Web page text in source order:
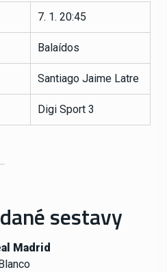
7. 1. 20:45
Balaídos
Santiago Jaime Latre
Digi Sport 3
sestavy
Blanco